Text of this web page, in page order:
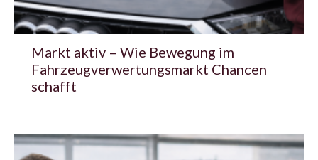
Markt aktiv – Wie Bewegung im
Fahrzeugverwertungsmarkt Chancen
schafft